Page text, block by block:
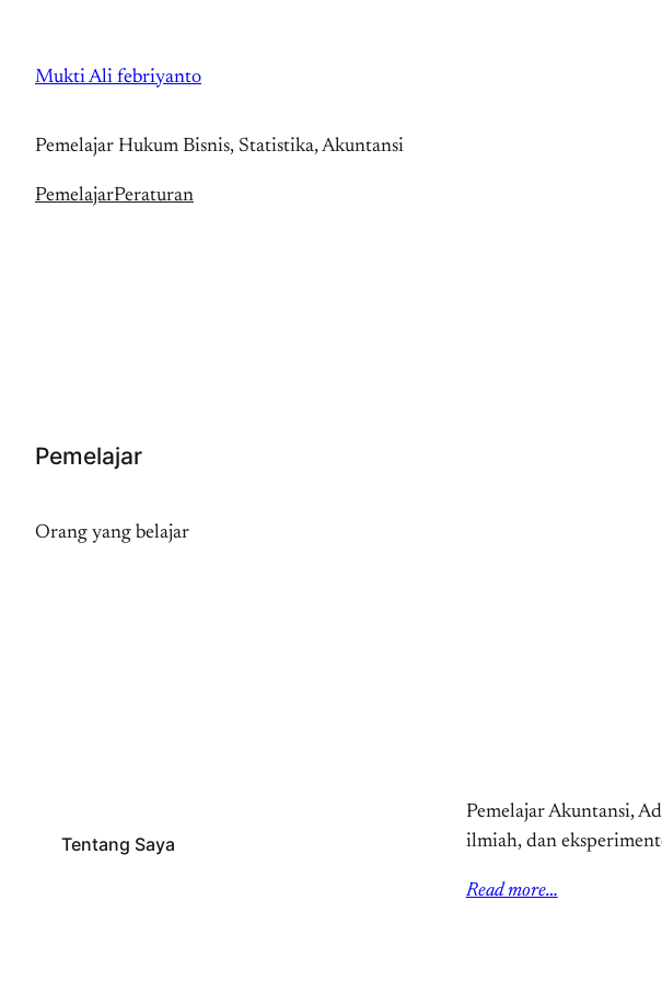
content
Mukti Ali febriyanto
Pemelajar Hukum Bisnis, Statistika, Akuntansi
PemelajarPeraturan
Pemelajar
Orang yang belajar
Tentang Saya
Pemelajar Akuntansi,
ilmiah, dan
Read more…